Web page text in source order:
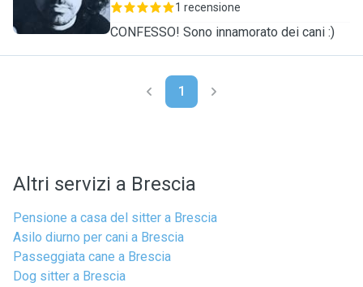
1 recensione
CONFESSO! Sono innamorato dei cani :)
1
Altri servizi a Brescia
Pensione a casa del sitter a Brescia
Asilo diurno per cani a Brescia
Passeggiata cane a Brescia
Dog sitter a Brescia